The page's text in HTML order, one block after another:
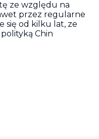
ze względu na
przez regularne
się od kilku lat, ze
Chin